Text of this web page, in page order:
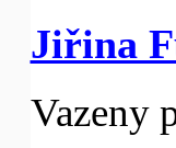
Jiřina
Vazeny